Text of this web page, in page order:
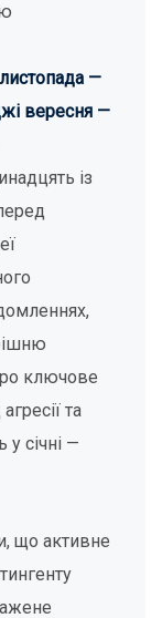
листопада —
вересня —
із
ключове
та
у січні —
що активне